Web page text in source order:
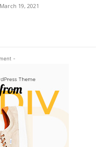
-
March 19, 2021